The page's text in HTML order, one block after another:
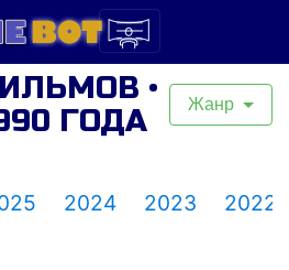
•
ГОДА
Жанр
2024 2023 2022